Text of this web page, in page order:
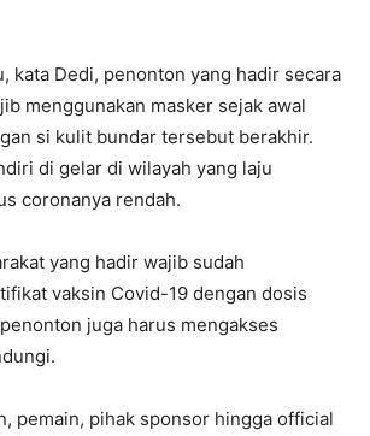
kata Dedi, penonton yang hadir secara
menggunakan masker sejak awal
si kulit bundar tersebut berakhir.
di gelar di wilayah yang laju
coronanya rendah.
yang hadir wajib sudah
vaksin Covid-19 dengan dosis
juga harus mengakses
pemain, pihak sponsor hingga official